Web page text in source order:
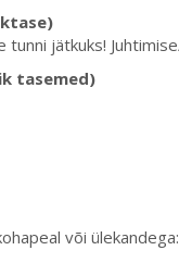
jätkuks!
tasemed)
või ülekandega: